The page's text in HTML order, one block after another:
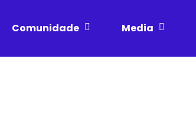
Comunidade Media